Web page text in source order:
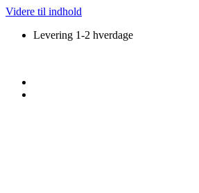
Videre til indhold
Levering 1-2 hverdage